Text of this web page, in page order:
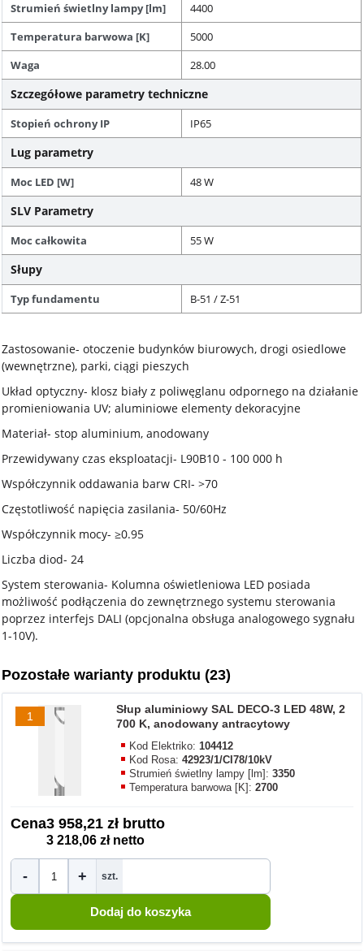
Strumień świetlny lampy [lm]
4400
Temperatura barwowa [K]
5000
Waga
28.00
Szczegółowe parametry techniczne
Stopień ochrony IP IP65
Lug parametry
Moc LED [W] 48 W
SLV Parametry
Moc całkowita 55 W
Słupy
Typ fundamentu B-51 / Z-51
Zastosowanie- otoczenie budynków biurowych, drogi osiedlowe
(wewnętrzne), parki, ciągi pieszych
Układ optyczny- klosz biały z poliwęglanu odpornego na działanie
promieniowania UV; aluminiowe elementy dekoracyjne
Materiał- stop aluminium, anodowany
Przewidywany czas eksploatacji- L90B10 - 100 000 h
Współczynnik oddawania barw CRI- >70
Częstotliwość napięcia zasilania- 50/60Hz
Współczynnik mocy- ≥0.95
Liczba diod- 24
System sterowania- Kolumna oświetleniowa LED posiada
możliwość podłączenia do zewnętrznego systemu sterowania
poprzez interfejs DALI (opcjonalna obsługa analogowego sygnału
1-10V).
Pozostałe warianty produktu (23)
1
Słup aluminiowy SAL DECO-3 LED 48W, 2
700 K, anodowany antracytowy
Kod Elektriko:104412
Kod Rosa:42923/1/CI78/10kV
Strumień świetlny lampy [lm]:3350
Temperatura barwowa [K]:2700
Cena3 958,21 zł brutto
3 218,06 zł netto
- + szt.